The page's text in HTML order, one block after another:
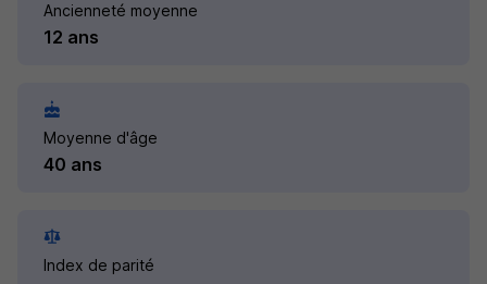
Ancienneté moyenne
12 ans
Moyenne d'âge
40 ans
Index de parité